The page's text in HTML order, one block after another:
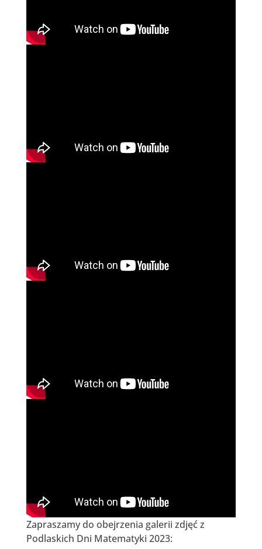
Zapraszamy do obejrzenia galerii zdjęć z
Podlaskich Dni Matematyki 2023: